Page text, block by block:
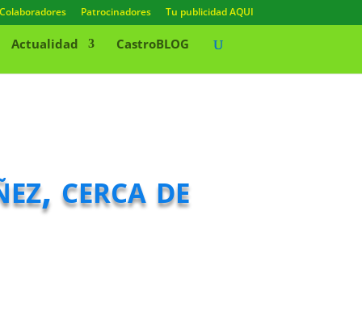
Patrocinadores Tu publicidad AQUI
Actualidad CastroBLOG
cerca de